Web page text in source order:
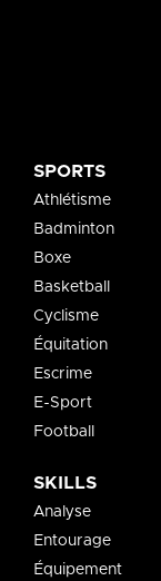
SPORTS
Athlétisme
Badminton
Boxe
Basketball
Cyclisme
Équitation
Escrime
E-Sport
Football
SKILLS
Analyse
Entourage
Équipement